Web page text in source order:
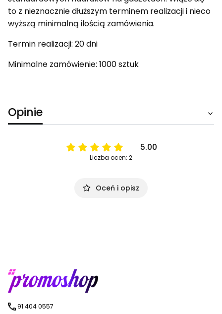
to z nieznacznie dłuższym terminem realizacji i nieco
wyższą minimalną ilością zamówienia.
Termin realizacji: 20 dni
Minimalne zamówienie: 1000 sztuk
Opinie
5.00
Liczba ocen: 2
Oceń i opisz
91 404 0557